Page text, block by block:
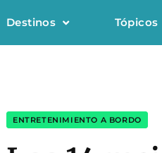
Destinos Tópicos
ENTRETENIMIENTO A BORDO